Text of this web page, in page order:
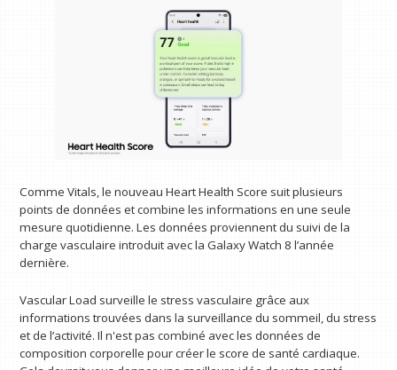
Comme Vitals, le nouveau Heart Health Score suit plusieurs
points de données et combine les informations en une seule
mesure quotidienne. Les données proviennent du suivi de la
charge vasculaire introduit avec la Galaxy Watch 8 l’année
dernière.
Vascular Load surveille le stress vasculaire grâce aux
informations trouvées dans la surveillance du sommeil, du stress
et de l’activité. Il n'est pas combiné avec les données de
composition corporelle pour créer le score de santé cardiaque.